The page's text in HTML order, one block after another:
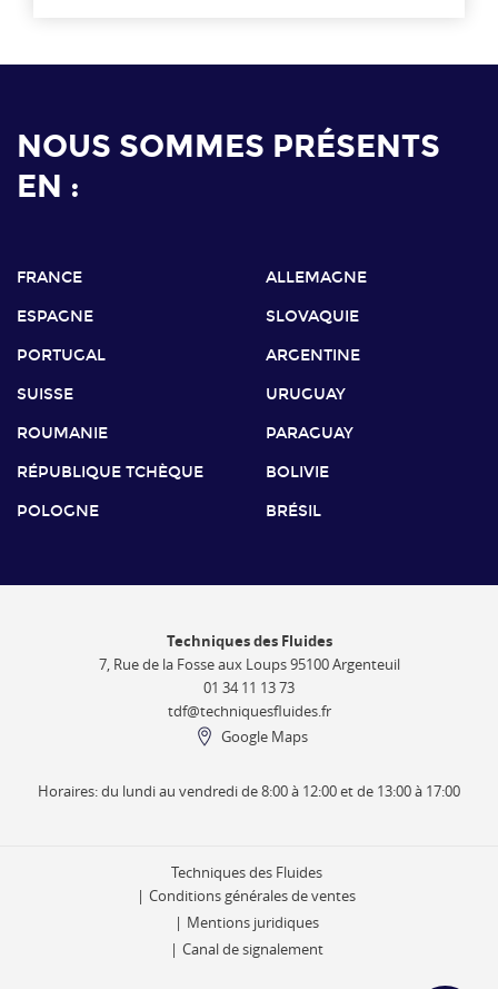
NOUS SOMMES PRÉSENTS
EN :
FRANCE
ESPAGNE
PORTUGAL
SUISSE
ROUMANIE
RÉPUBLIQUE TCHÈQUE
POLOGNE
ALLEMAGNE
SLOVAQUIE
ARGENTINE
URUGUAY
PARAGUAY
BOLIVIE
BRÉSIL
Techniques des Fluides
7, Rue de la Fosse aux Loups 95100 Argenteuil
01 34 11 13 73
tdf@techniquesfluides.fr
Google Maps
Horaires: du lundi au vendredi de 8:00 à 12:00 et de 13:00 à 17:00
Techniques des Fluides
Conditions générales de ventes
Mentions juridiques
Canal de signalement